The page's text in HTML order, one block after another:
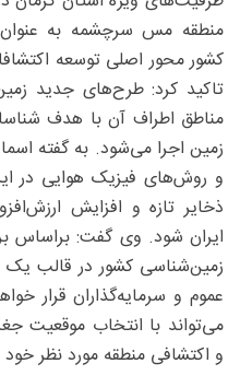
منطقه مس سرچشمه به‌ عنوان
کشور محور اصلی توسعه
تاکید کرد: طرح‌های جدید
مناطق اطراف آن با هدف
زمین اجرا می‌شود. به گفته‌
و روش‌های فیزیک هوایی در
ذخایر تازه و افزایش
ایران شود. وی گفت: براساس
زمین‌شناسی کشور در قالب یک
عموم و سرمایه‌گذاران قرار
می‌تواند با انتخاب موقعیت
و اکتشافی منطقه‌ مورد نظر